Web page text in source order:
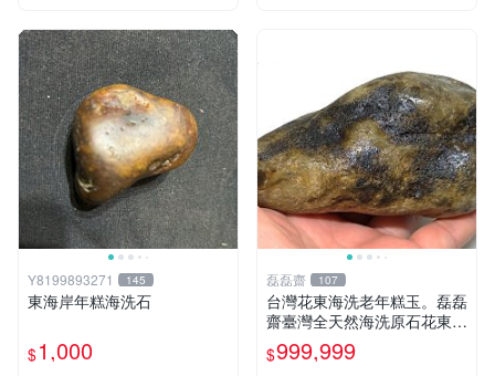
Y8199893271 145
東海岸年糕海洗石
$1,000
磊磊齋 107
台灣花東海洗老年糕玉。磊磊
齋臺灣全天然海洗原石花東玉
東海岸台灣藍寶石東玉東海岸
心臟石皮蛋青老麥芽年糕黑鬼
$999,999